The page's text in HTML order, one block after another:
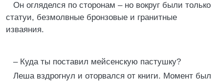
Он огляделся по сторонам – но вокруг были только
статуи, безмолвные бронзовые и гранитные
изваяния.
– Куда ты поставил мейсенскую пастушку?
Леша вздрогнул и оторвался от книги. Момент был